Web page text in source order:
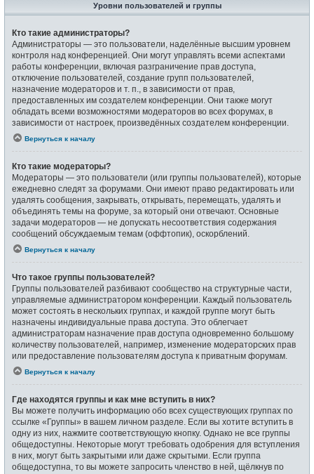
Уровни пользователей и группы
Кто такие администраторы?
Администраторы — это пользователи, наделённые высшим уровнем
контроля над конференцией. Они могут управлять всеми аспектами
работы конференции, включая разграничение прав доступа,
отключение пользователей, создание групп пользователей,
назначение модераторов и т. п., в зависимости от прав,
предоставленных им создателем конференции. Они также могут
обладать всеми возможностями модераторов во всех форумах, в
зависимости от настроек, произведённых создателем конференции.
Вернуться к началу
Кто такие модераторы?
Модераторы — это пользователи (или группы пользователей), которые
ежедневно следят за форумами. Они имеют право редактировать или
удалять сообщения, закрывать, открывать, перемещать, удалять и
объединять темы на форуме, за который они отвечают. Основные
задачи модераторов — не допускать несоответствия содержания
сообщений обсуждаемым темам (оффтопик), оскорблений.
Вернуться к началу
Что такое группы пользователей?
Группы пользователей разбивают сообщество на структурные части,
управляемые администратором конференции. Каждый пользователь
может состоять в нескольких группах, и каждой группе могут быть
назначены индивидуальные права доступа. Это облегчает
администраторам назначение прав доступа одновременно большому
количеству пользователей, например, изменение модераторских прав
или предоставление пользователям доступа к приватным форумам.
Вернуться к началу
Где находятся группы и как мне вступить в них?
Вы можете получить информацию обо всех существующих группах по
ссылке «Группы» в вашем личном разделе. Если вы хотите вступить в
одну из них, нажмите соответствующую кнопку. Однако не все группы
общедоступны. Некоторые могут требовать одобрения для вступления
в них, могут быть закрытыми или даже скрытыми. Если группа
общедоступна, то вы можете запросить членство в ней, щёлкнув по